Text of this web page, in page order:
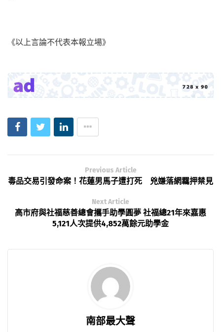
《以上言論不代表本報立場》
Previous Article
毒品交易引發命案！花蓮男馬子遭打死 兇嫌落網羈押禁見
Next Article
高市府與社福慈善總會攜手助學圓夢 社福總21年來嘉惠
5,121人次提供4,852萬餘元助學金
南部最大聲